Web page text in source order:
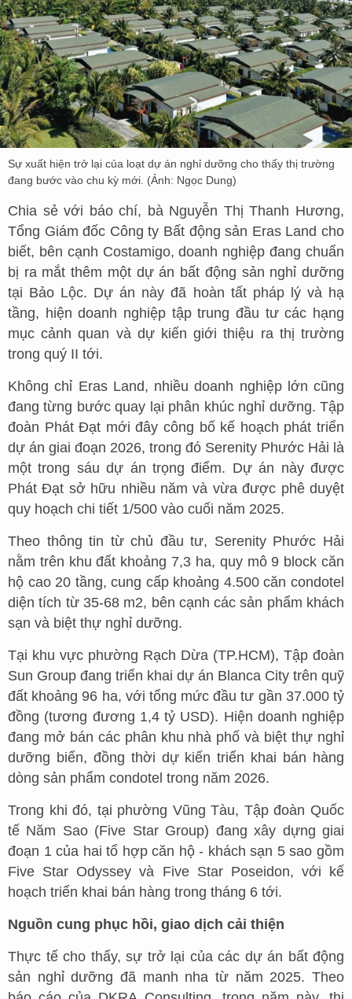
Sự xuất hiện trở lại của loạt dự án nghỉ dưỡng cho thấy thị trường
đang bước vào chu kỳ mới. (Ảnh: Ngọc Dung)
Chia sẻ với báo chí, bà Nguyễn Thị Thanh Hương,
Tổng Giám đốc Công ty Bất động sản Eras Land cho
biết, bên cạnh Costamigo, doanh nghiệp đang chuẩn
bị ra mắt thêm một dự án bất động sản nghỉ dưỡng
tại Bảo Lộc. Dự án này đã hoàn tất pháp lý và hạ
tầng, hiện doanh nghiệp tập trung đầu tư các hạng
mục cảnh quan và dự kiến giới thiệu ra thị trường
trong quý II tới.
Không chỉ Eras Land, nhiều doanh nghiệp lớn cũng
đang từng bước quay lại phân khúc nghỉ dưỡng. Tập
đoàn Phát Đạt mới đây công bố kế hoạch phát triển
dự án giai đoạn 2026, trong đó Serenity Phước Hải là
một trong sáu dự án trọng điểm. Dự án này được
Phát Đạt sở hữu nhiều năm và vừa được phê duyệt
quy hoạch chi tiết 1/500 vào cuối năm 2025.
Theo thông tin từ chủ đầu tư, Serenity Phước Hải
nằm trên khu đất khoảng 7,3 ha, quy mô 9 block căn
hộ cao 20 tầng, cung cấp khoảng 4.500 căn condotel
diện tích từ 35-68 m2, bên cạnh các sản phẩm khách
sạn và biệt thự nghỉ dưỡng.
Tại khu vực phường Rạch Dừa (TP.HCM), Tập đoàn
Sun Group đang triển khai dự án Blanca City trên quỹ
đất khoảng 96 ha, với tổng mức đầu tư gần 37.000 tỷ
đồng (tương đương 1,4 tỷ USD). Hiện doanh nghiệp
đang mở bán các phân khu nhà phố và biệt thự nghỉ
dưỡng biển, đồng thời dự kiến triển khai bán hàng
dòng sản phẩm condotel trong năm 2026.
Trong khi đó, tại phường Vũng Tàu, Tập đoàn Quốc
tế Năm Sao (Five Star Group) đang xây dựng giai
đoạn 1 của hai tổ hợp căn hộ - khách sạn 5 sao gồm
Five Star Odyssey và Five Star Poseidon, với kế
hoạch triển khai bán hàng trong tháng 6 tới.
Nguồn cung phục hồi, giao dịch cải thiện
Thực tế cho thấy, sự trở lại của các dự án bất động
sản nghỉ dưỡng đã manh nha từ năm 2025. Theo